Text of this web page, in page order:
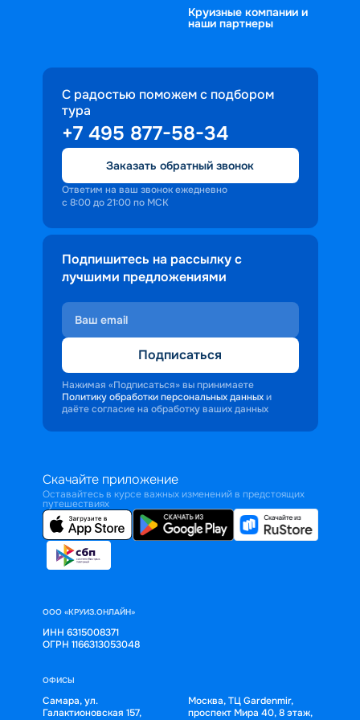
Пермь, Нижний Новгород;
т. д. Это позволит расширить
кругозор, приобрести новые знания,
увидеть красоту отечественной
природы и историческое богатство;
•	на теплоходах разного уровня
комфорта: эконом, стандарт, комфорт.
От этого зависит величина и
оснащенность каюты, количество
бесплатных сервисов. Все это влияет
делающие пребывание на борту
Круизные компании и
наши партнеры
С радостью поможем с подбором
тура
+7 495 877-58-34
Заказать обратный звонок
Ответим на ваш звонок ежедневно
с 8:00 до 21:00 по МСК
Подпишитесь на рассылку с
лучшими предложениями
Подписаться
Нажимая «Подписаться» вы принимаете
Политику обработки персональных данных и
даёте согласие на обработку ваших данных
Скачайте приложение
Оставайтесь в курсе важных изменений в предстоящих
путешествиях
ООО «КРУИЗ.ОНЛАЙН»
ИНН 6315008371
ОГРН 1166313053048
ОФИСЫ
Самара, ул.
Галактионовская 157,
Москва, ТЦ Gardenmir,
проспект Мира 40, 8 этаж,